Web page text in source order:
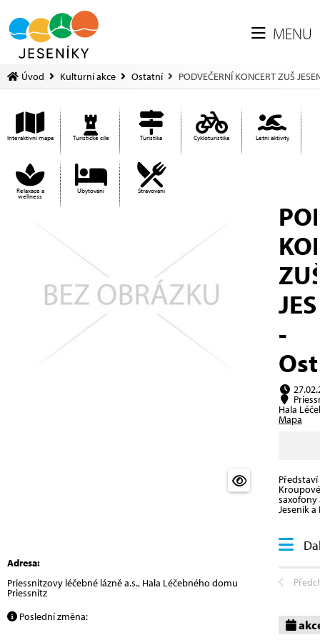
MENU
Úvod Kulturní akce Ostatní PODVEČERNÍ KONCERT ZUŠ
Interaktivní mapa Turistické cíle Turistika Cykloturistika Letní aktivity
Relaxace a
wellness
Ubytování Stravování
Adresa:
Priessnitzovy léčebné lázně a.s., Hala Léčebného domu
Priessnitz
Poslední změna:
-
Hala
Mapa
saxofony
Jeseník a